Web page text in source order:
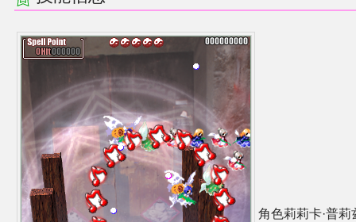
角色莉莉卡·普莉